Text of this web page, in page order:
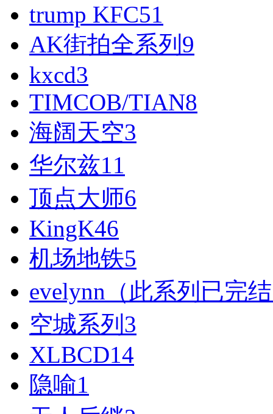
trump KFC51
AK街拍全系列 9
kxcd3
TIMCOB/TIAN8
海阔天空3
华尔兹11
顶点大师6
KingK46
机场地铁5
evelynn（此系列已完
空城系列 3
XLBCD14
隐喻1